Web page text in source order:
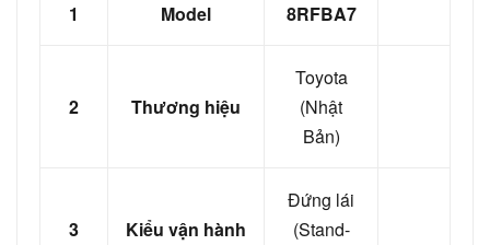
1 Model 8RFBA7
2 Thương hiệu
Toyota
(Nhật
Bản)
3 Kiểu vận hành
Đứng lái
(Stand-